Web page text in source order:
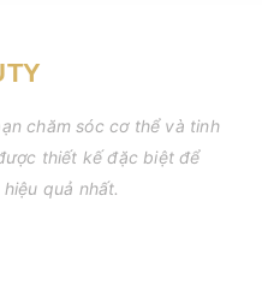
chăm sóc cơ thể và tinh
thiết kế đặc biệt để
quả nhất.